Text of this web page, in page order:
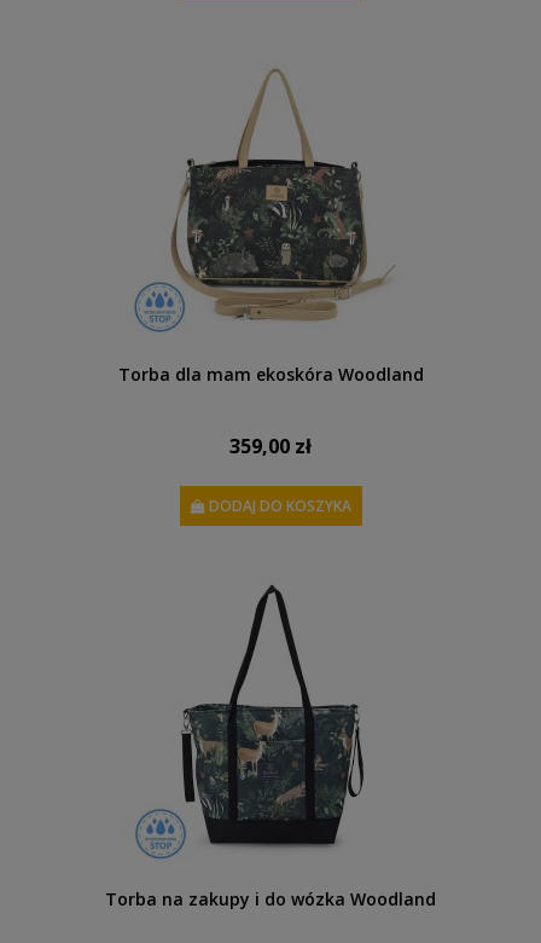
Torba dla mam ekoskóra Woodland
359,00 zł
DODAJ DO KOSZYKA
Torba na zakupy i do wózka Woodland